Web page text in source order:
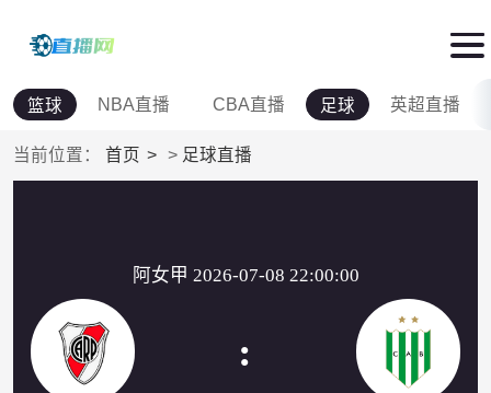
篮球 NBA直播 CBA直播 足球 英超直播
当前位置： 首页 > 足球直播
阿女甲 2026-07-08 22:00:00
: